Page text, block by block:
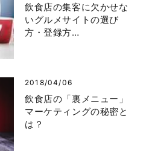
飲食店の集客に欠かせな
いグルメサイトの選び
方・登録方…
2018/04/06
飲食店の「裏メニュー」
マーケティングの秘密と
は？